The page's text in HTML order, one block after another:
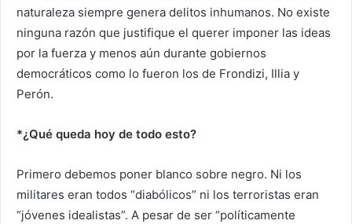
naturaleza siempre genera delitos inhumanos. No existe
ninguna razón que justifique el querer imponer las ideas
por la fuerza y menos aún durante gobiernos
democráticos como lo fueron los de Frondizi, Illia y
Perón.
*¿Qué queda hoy de todo esto?
Primero debemos poner blanco sobre negro. Ni los
militares eran todos “diabólicos” ni los terroristas eran
“jóvenes idealistas”. A pesar de ser “políticamente